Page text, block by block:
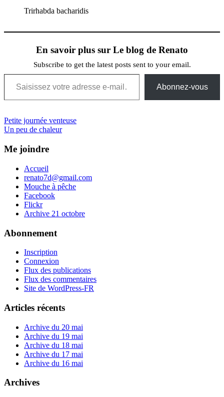
Trirhabda bacharidis
En savoir plus sur Le blog de Renato
Subscribe to get the latest posts sent to your email.
Saisissez votre adresse e-mail…
Abonnez-vous
Navigation
de
l’article
Previous
Post:
Petite journée venteuse
Next
Un peu de chaleur
Me joindre
Accueil
renato7d@gmail.com
Mouche à pêche
Facebook
Flickr
Archive 21 octobre
Abonnement
Inscription
Connexion
Flux des publications
Flux des commentaires
Site de WordPress-FR
Articles récents
Archive du 20 mai
Archive du 19 mai
Archive du 18 mai
Archive du 17 mai
Archive du 16 mai
Archives